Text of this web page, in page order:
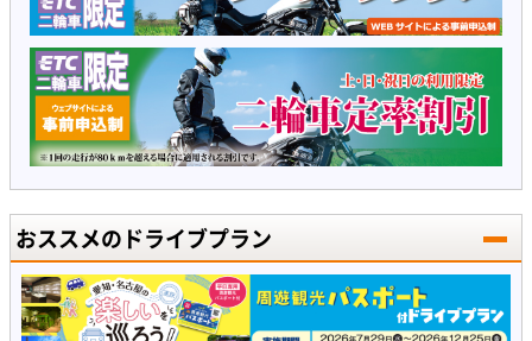
おススメのドライブプラン